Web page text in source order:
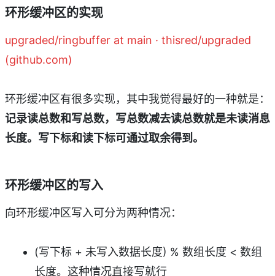
环形缓冲区的实现
upgraded/ringbuffer at main · thisred/upgraded
(github.com)
环形缓冲区有很多实现，其中我觉得最好的一种就是：
记录读总数和写总数，写总数减去读总数就是未读消息
长度。写下标和读下标可通过取余得到。
环形缓冲区的写入
向环形缓冲区写入可分为两种情况：
(写下标 + 未写入数据长度) % 数组长度 < 数组
长度。这种情况直接写就行